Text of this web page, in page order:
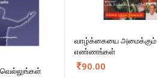
வாழ்க்கையை அமைக்கும்
எண்ணங்கள்
90.00